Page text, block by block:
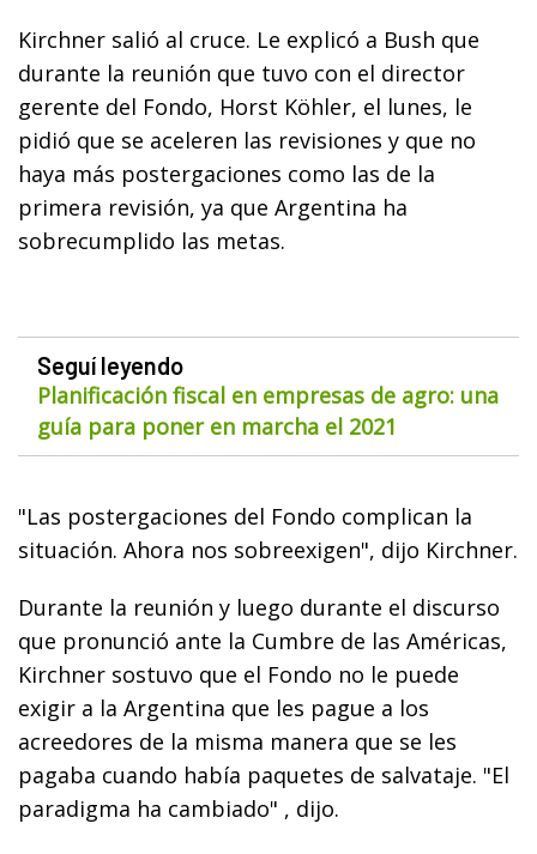
Kirchner salió al cruce. Le explicó a Bush que
durante la reunión que tuvo con el director
gerente del Fondo, Horst Köhler, el lunes, le
pidió que se aceleren las revisiones y que no
haya más postergaciones como las de la
primera revisión, ya que Argentina ha
sobrecumplido las metas.
Seguí leyendo
Planificación fiscal en empresas de agro: una
guía para poner en marcha el 2021
"Las postergaciones del Fondo complican la
situación. Ahora nos sobreexigen", dijo Kirchner.
Durante la reunión y luego durante el discurso
que pronunció ante la Cumbre de las Américas,
Kirchner sostuvo que el Fondo no le puede
exigir a la Argentina que les pague a los
acreedores de la misma manera que se les
pagaba cuando había paquetes de salvataje. "El
paradigma ha cambiado" , dijo.